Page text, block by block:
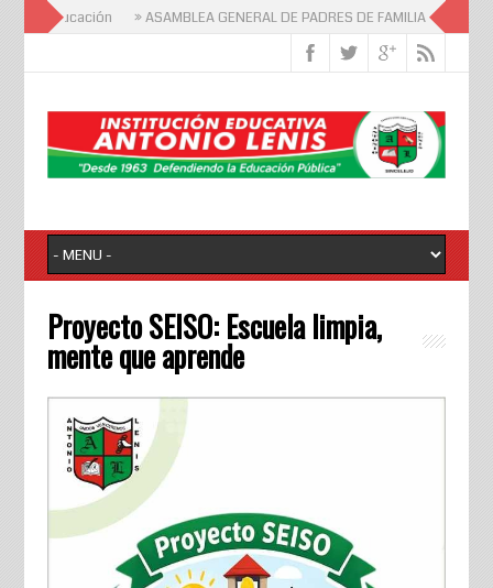
de Educación » ASAMBLEA GENERAL DE PADRES DE FAMILIA » Día de
Proyecto SEISO: Escuela limpia,
mente que aprende